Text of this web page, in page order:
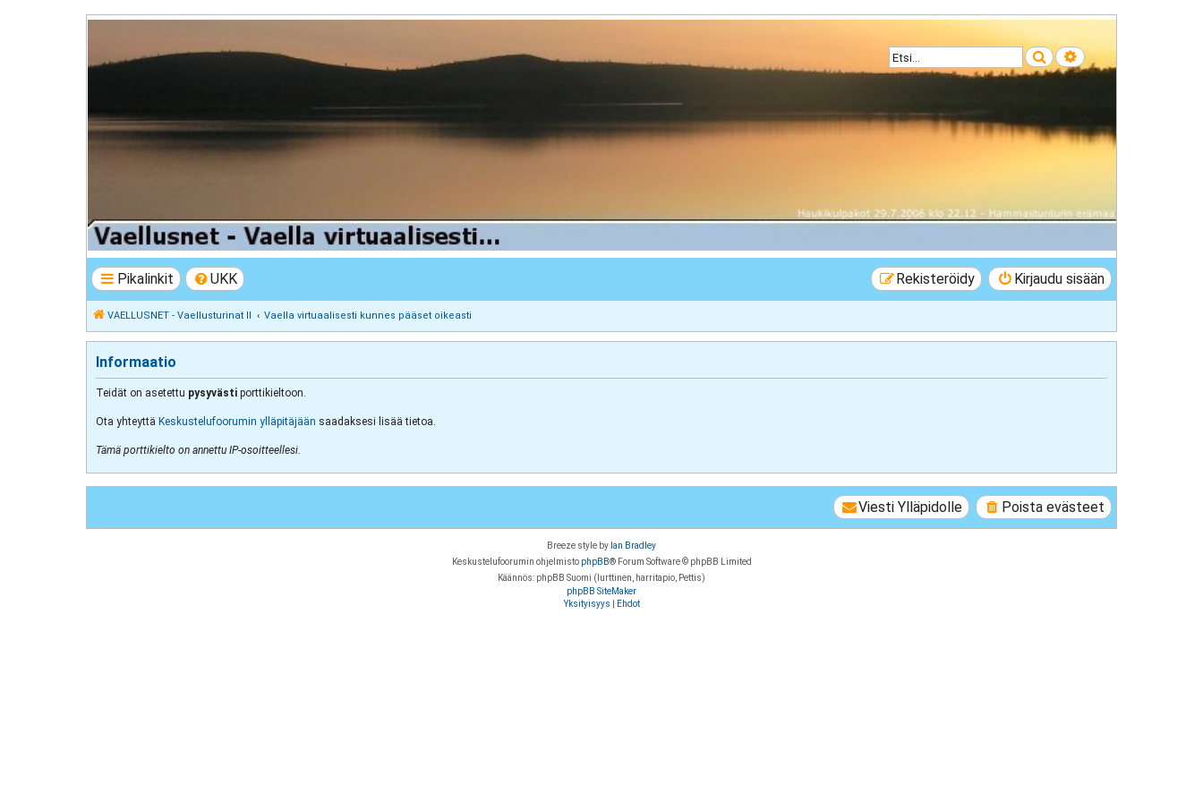
Etsi Tarkennettu haku
VAELLUSNET - Vaellusturinat II
Keskustelua vaeltamisesta ja Lapista
Pikalinkit UKK Kirjaudu sisään
Rekisteröidy
VAELLUSNET - Vaellusturinat II Vaella virtuaalisesti kunnes pääset oikeasti
Informaatio
Teidät on asetettu pysyvästi porttikieltoon.
Ota yhteyttä Keskustelufoorumin ylläpitäjään saadaksesi lisää tietoa.
Tämä porttikielto on annettu IP-osoitteellesi.
Poista evästeet
Viesti Ylläpidolle
Breeze style by Ian Bradley
Keskustelufoorumin ohjelmisto phpBB® Forum Software © phpBB Limited
Käännös: phpBB Suomi (lurttinen, harritapio, Pettis)
phpBB SiteMaker
Yksityisyys
Ehdot